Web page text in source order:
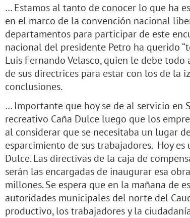
… Estamos al tanto de conocer lo que ha
en el marco de la convención nacional
departamentos para participar de este
nacional del presidente Petro ha querido
Luis Fernando Velasco, quien le debe
de sus directrices para estar con los de la
conclusiones.
… Importante que hoy se de al servicio en
recreativo Caña Dulce luego que los
al considerar que se necesitaba un lugar
esparcimiento de sus trabajadores. Hoy
Dulce. Las directivas de la caja de
serán las encargadas de inaugurar esa
millones. Se espera que en la mañana de
autoridades municipales del norte del
productivo, los trabajadores y la